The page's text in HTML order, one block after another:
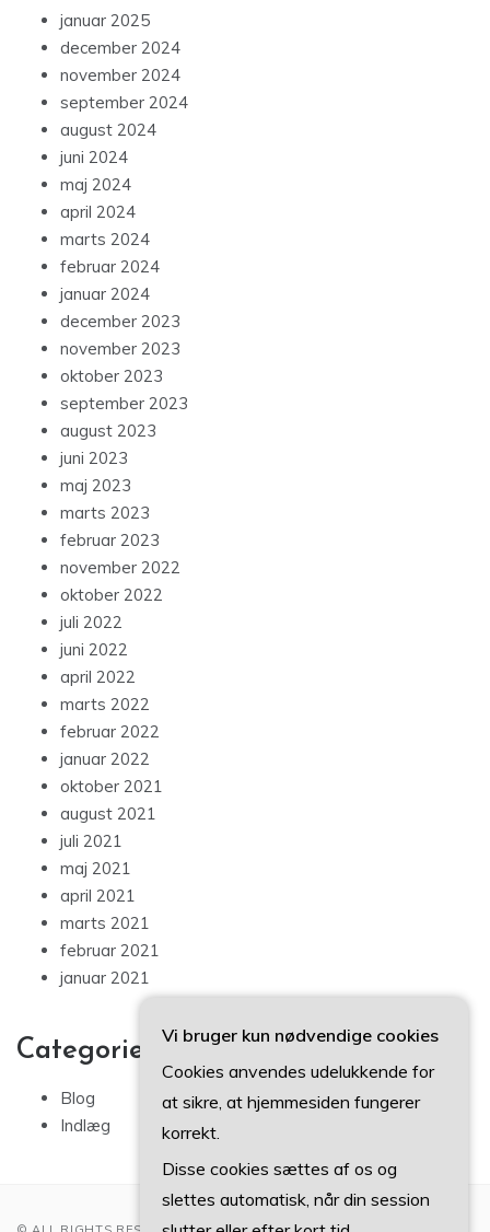
januar 2025
december 2024
november 2024
september 2024
august 2024
juni 2024
maj 2024
april 2024
marts 2024
februar 2024
januar 2024
december 2023
november 2023
oktober 2023
september 2023
august 2023
juni 2023
maj 2023
marts 2023
februar 2023
november 2022
oktober 2022
juli 2022
juni 2022
april 2022
marts 2022
februar 2022
januar 2022
oktober 2021
august 2021
juli 2021
maj 2021
april 2021
marts 2021
februar 2021
januar 2021
Categories
Blog
Indlæg
Vi bruger kun nødvendige cookies
Cookies anvendes udelukkende for
at sikre, at hjemmesiden fungerer
korrekt.
Disse cookies sættes af os og
slettes automatisk, når din session